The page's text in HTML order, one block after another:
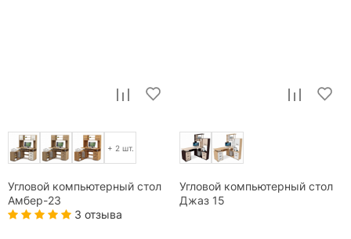
+ 2 шт.
Угловой компьютерный стол
Амбер-23
3 отзыва
Угловой компьютерный стол
Джаз 15